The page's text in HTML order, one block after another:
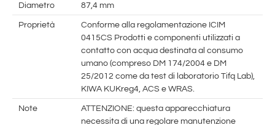
Diametro 87,4 mm
Proprietà
Conforme alla regolamentazione ICIM
0415CS Prodotti e componenti utilizzati a
contatto con acqua destinata al consumo
umano (compreso DM 174/2004 e DM
25/2012 come da test di laboratorio Tifq Lab),
KIWA KUKreg4, ACS e WRAS.
Note
ATTENZIONE: questa apparecchiatura
necessita di una regolare manutenzione